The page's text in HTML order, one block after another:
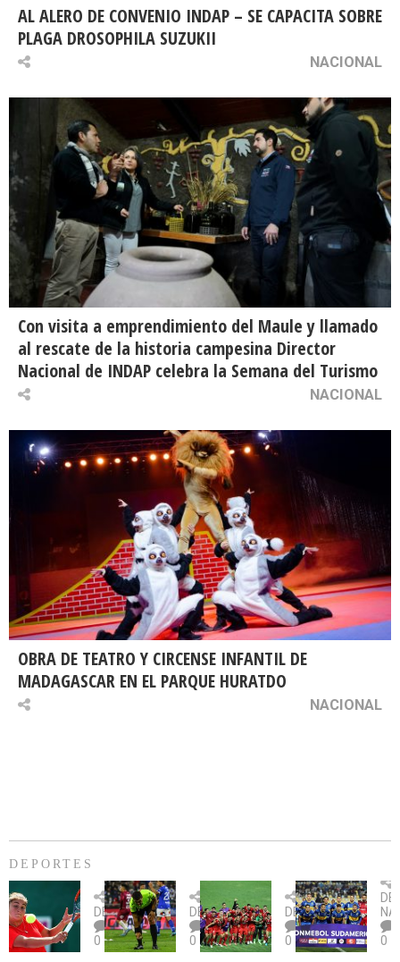
AL ALERO DE CONVENIO INDAP – SE CAPACITA SOBRE
PLAGA DROSOPHILA SUZUKII
NACIONAL
Con visita a emprendimiento del Maule y llamado
al rescate de la historia campesina Director
Nacional de INDAP celebra la Semana del Turismo
NACIONAL
OBRA DE TEATRO Y CIRCENSE INFANTIL DE
MADAGASCAR EN EL PARQUE HURATDO
NACIONAL
DEPORTES
Billie
Jean
King
Cup:
DEPORTES
0
U.
Católica
fue
citada
DEPORTES
0
Copa
Sudamericana:
U.
La
DEPORTES
0
un
0